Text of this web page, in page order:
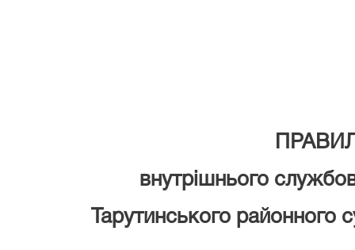
внутрішнього
Тарутинського районного